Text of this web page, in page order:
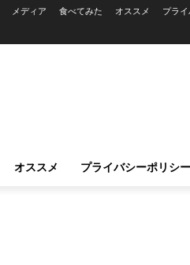
メディア 食べてみた オススメ プラ
オススメ プライバシーポリシー